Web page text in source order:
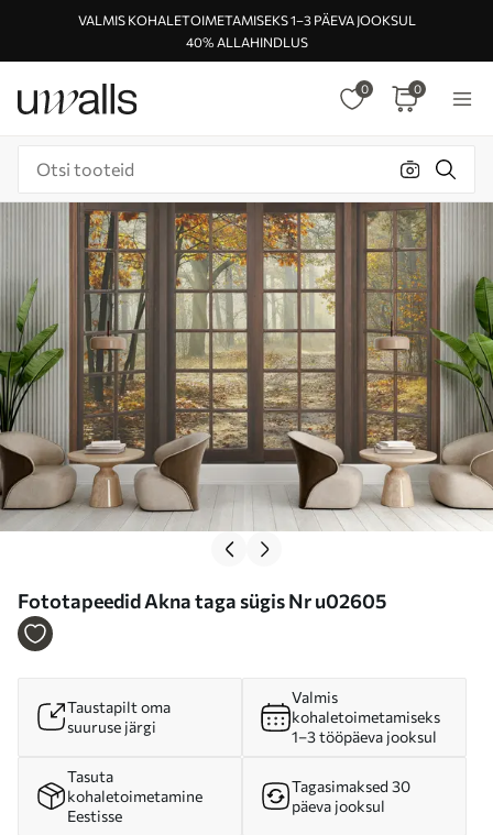
VALMIS KOHALETOIMETAMISEKS 1–3 PÄEVA JOOKSUL
40% ALLAHINDLUS
0 0
Fototapeedid Akna taga sügis Nr u02605
Taustapilt oma
suuruse järgi
Valmis
kohaletoimetamiseks
1–3 tööpäeva jooksul
Tasuta
kohaletoimetamine
Eestisse
Tagasimaksed 30
päeva jooksul